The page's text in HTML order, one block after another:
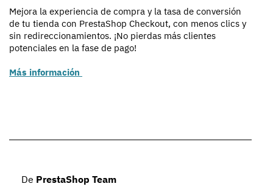
Mejora la experiencia de compra y la tasa de conversión
de tu tienda con PrestaShop Checkout, con menos clics y
sin redireccionamientos. ¡No pierdas más clientes
potenciales en la fase de pago!
Más información
De PrestaShop Team